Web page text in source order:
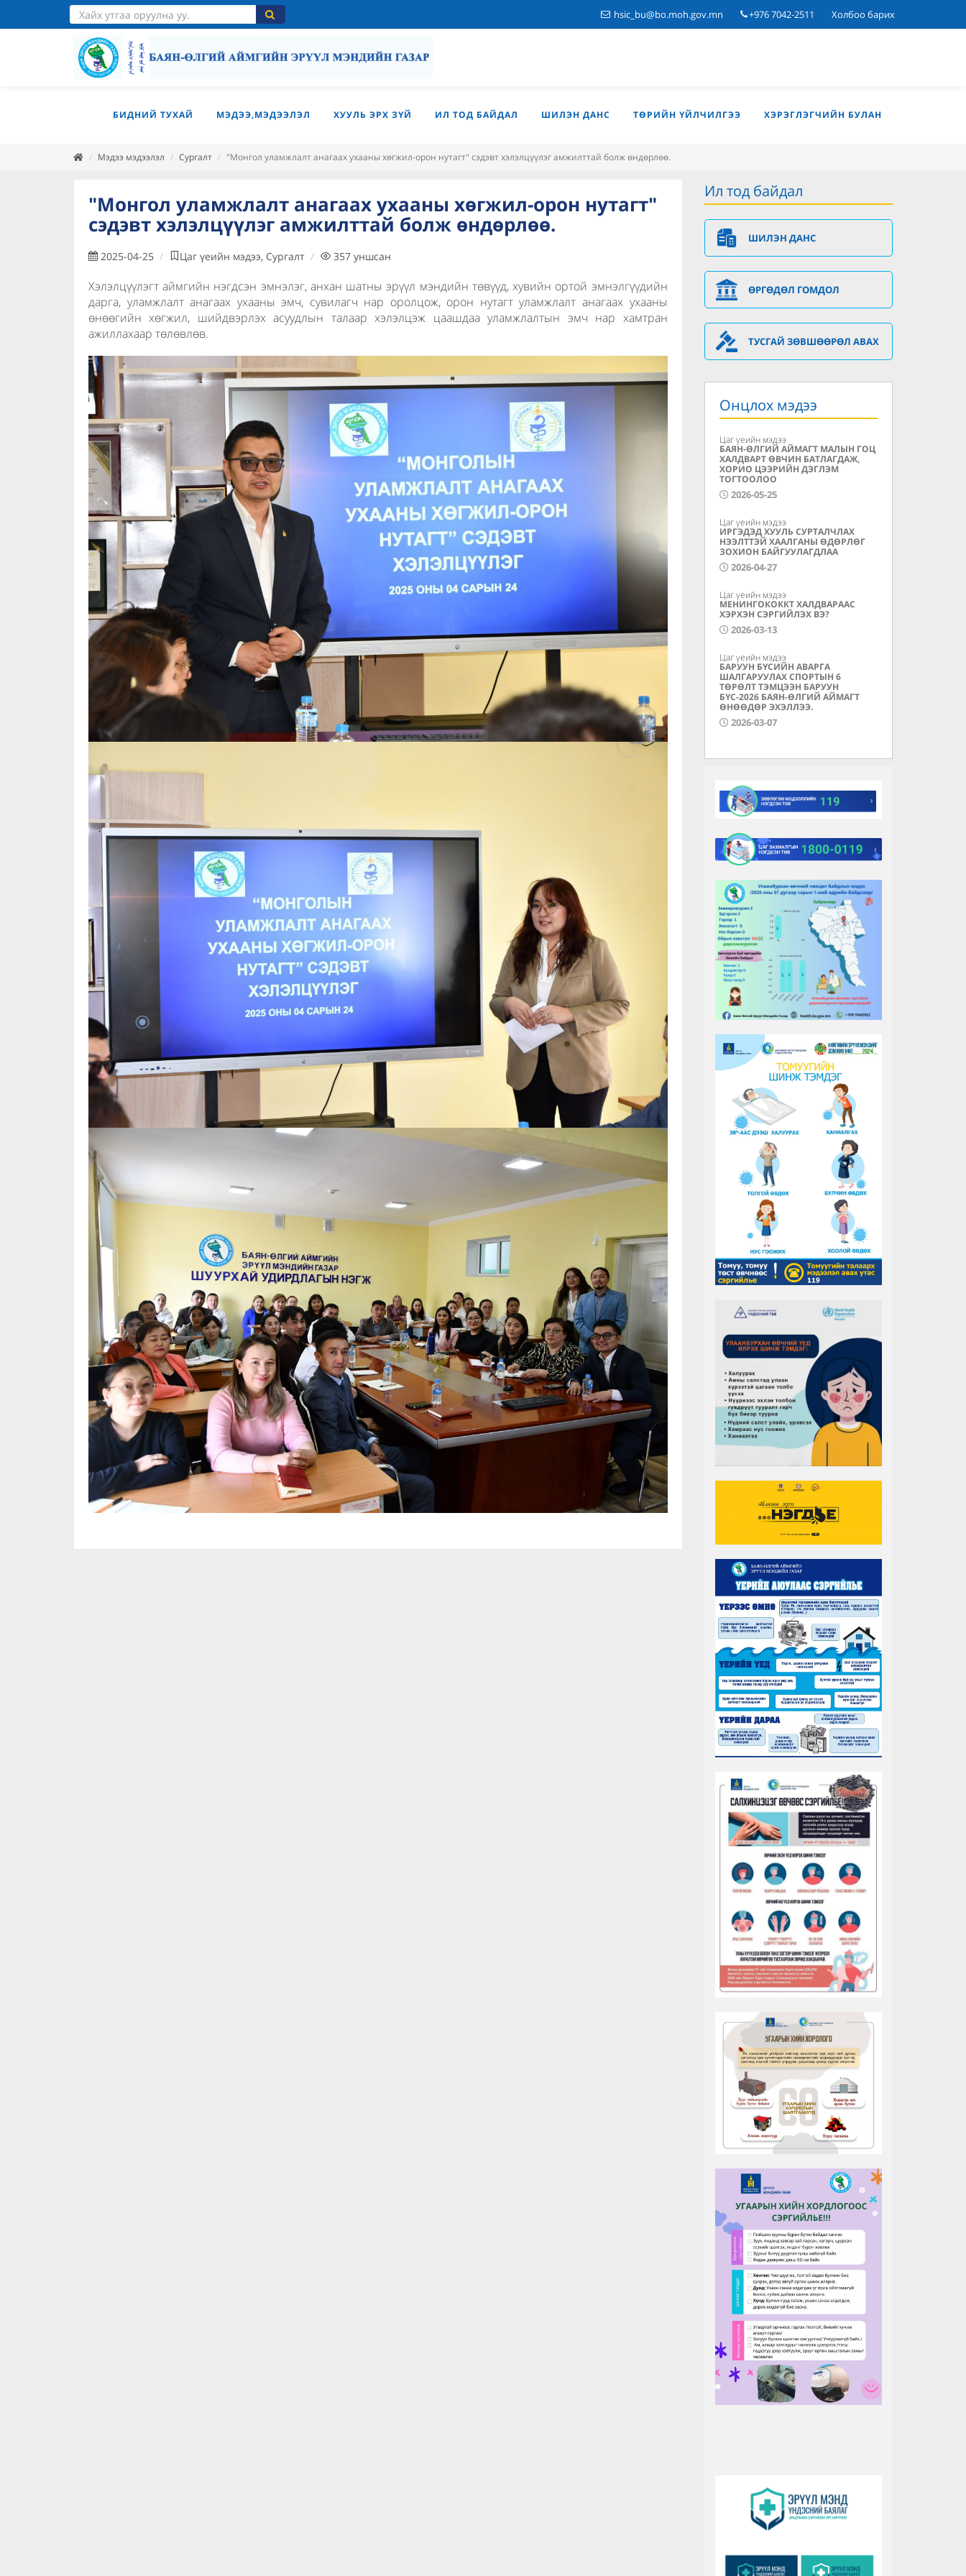
hsic_bu@bo.moh.gov.mn +976 7042-2511 Холбоо барих
БИДНИЙ ТУХАЙ МЭДЭЭ,МЭДЭЭЛЭЛ ХУУЛЬ ЭРХ ЗҮЙ ИЛ ТОД БАЙДАЛ ШИЛЭН ДАНС ТӨРИЙН ҮЙЛЧИЛГЭЭ ХЭРЭГЛЭГЧИЙН БУЛАН
Мэдээ мэдээлэл Сургалт "Монгол уламжлалт анагаах ухааны хөгжил-орон нутагт" сэдэвт хэлэлцүүлэг амжилттай болж өндөрлөө.
"Монгол уламжлалт анагаах ухааны хөгжил-орон нутагт"
сэдэвт хэлэлцүүлэг амжилттай болж өндөрлөө.
2025-04-25 Цаг үеийн мэдээ, Сургалт 357 уншсан
Хэлэлцүүлэгт аймгийн нэгдсэн эмнэлэг, анхан шатны эрүүл мэндийн төвүүд, хувийн ортой эмнэлгүүдийн
дарга, уламжлалт анагаах ухааны эмч, сувилагч нар оролцож, орон нутагт уламжлалт анагаах ухааны
өнөөгийн хөгжил, шийдвэрлэх асуудлын талаар хэлэлцэж цаашдаа уламжлалтын эмч нар хамтран
ажиллахаар төлөвлөв.
Ил тод байдал
ШИЛЭН ДАНС
ӨРГӨДӨЛ ГОМДОЛ
ТУСГАЙ ЗӨВШӨӨРӨЛ АВАХ
Онцлох мэдээ
Цаг үеийн мэдээ
БАЯН-ӨЛГИЙ АЙМАГТ МАЛЫН ГОЦ
ХАЛДВАРТ ӨВЧИН БАТЛАГДАЖ,
ХОРИО ЦЭЭРИЙН ДЭГЛЭМ
ТОГТООЛОО
2026-05-25
Цаг үеийн мэдээ
ИРГЭДЭД ХУУЛЬ СУРТАЛЧЛАХ
НЭЭЛТТЭЙ ХААЛГАНЫ ӨДӨРЛӨГ
ЗОХИОН БАЙГУУЛАГДЛАА
2026-04-27
Цаг үеийн мэдээ
МЕНИНГОКОККТ ХАЛДВАРААС
ХЭРХЭН СЭРГИЙЛЭХ ВЭ?
2026-03-13
Цаг үеийн мэдээ
БАРУУН БҮСИЙН АВАРГА
ШАЛГАРУУЛАХ СПОРТЫН 6
ТӨРӨЛТ ТЭМЦЭЭН БАРУУН
БҮС-2026 БАЯН-ӨЛГИЙ АЙМАГТ
ӨНӨӨДӨР ЭХЭЛЛЭЭ.
2026-03-07